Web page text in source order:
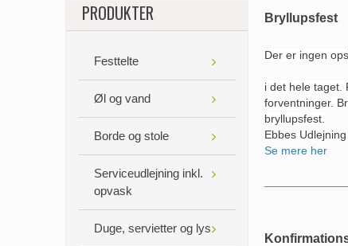
PRODUKTER
Festtelte
Øl og vand
Borde og stole
Serviceudlejning inkl.
opvask
Duge, servietter og lys
Bryllupsfest
Der er ingen
i det hele taget.
forventninger.
bryllupsfest.
Ebbes
Se mere her